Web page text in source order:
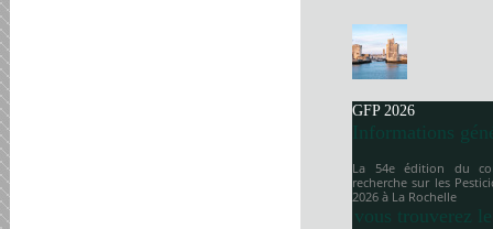
GFP 2026
Informations
La 54e édition du
recherche sur les
2026 à La Rochelle
vous trouverez